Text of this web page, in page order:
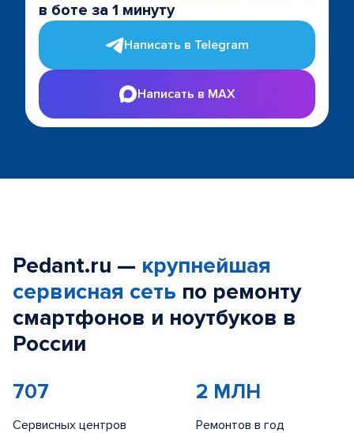
в боте за 1 минуту
Написать в Telegram
Написать в MAX
Pedant.ru — крупнейшая
сервисная сеть по ремонту
смартфонов и ноутбуков в
России
707
Сервисных центров
2 МЛН
Ремонтов в год